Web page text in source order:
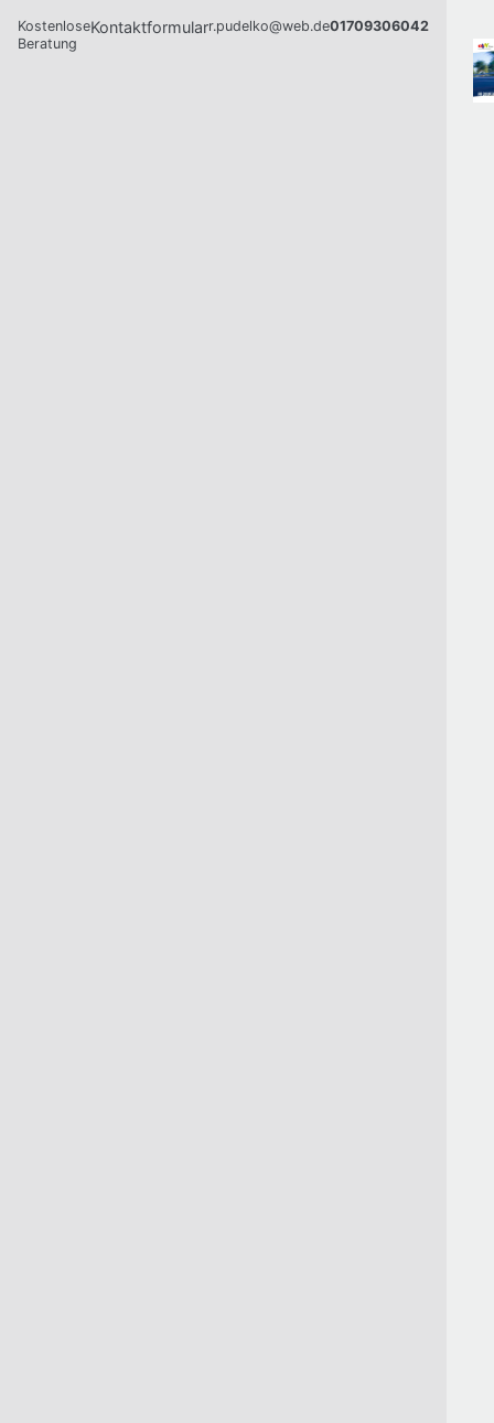
Kostenlose
Beratung
Kontaktformularr.pudelko@web.de01709306042